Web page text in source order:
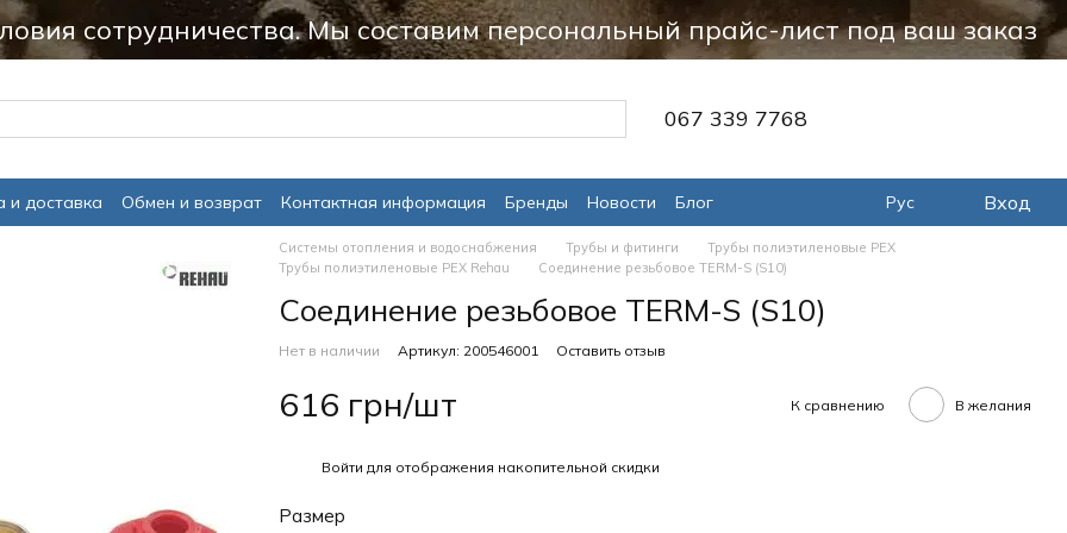
сотрудничества. Мы составим персональный прайс-лист под ваш заказ
067 339 7768
и доставка Обмен и возврат Контактная информация Бренды Новости
Блог
Рус Вход
Системы отопления и водоснабжения Трубы и фитинги
Трубы полиэтиленовые PEX
Трубы полиэтиленовые PEX Rehau
Соединение резьбовое TERM-S (S10)
Соединение резьбовое TERM-S (S10)
Нет в наличии Артикул: 200546001 Оставить отзыв
616 грн/шт К сравнению В желания
Войти для отображения накопительной скидки
Размер